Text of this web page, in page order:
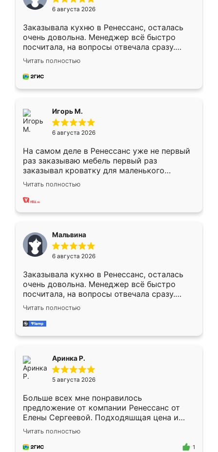
6 августа 2026
Заказывала кухню в Ренессанс, осталась
очень довольна. Менеджер всё быстро
посчитала, на вопросы отвечала сразу.
Замерщик приехал в субботу, подошёл к
делу со всей ответственностью. Собрали
за день, ребята работали аккуратно, даже
Читать полностью
Игорь М.
6 августа 2026
На самом деле в Ренессанс уже не первый
раз заказываю мебель первый раз
заказывал кроватку для маленького
ребёнка при его рождении ,во второй раз
заказал шкаф-купе. По качеству очень
хорошее сборка достаточно быстрая,
меньше, здесь же он более разнообразный.
Мне нравится ,если что-то потребуется из
мебели буду заказывать только здесь.
Читать полностью
Мальвина
6 августа 2026
Заказывала кухню в Ренессанс, осталась
очень довольна. Менеджер всё быстро
посчитала, на вопросы отвечала сразу.
Замерщик приехал в субботу, подошёл к
делу со всей ответственностью. Собрали
за день, ребята работали аккуратно, даже
Читать полностью
Аринка Р.
5 августа 2026
Больше всех мне понравилось
предложение от компании Ренессанс от
Елены Сергеевой. Подходяшщая цена и
короткие сроки изготовления. Приехавший
для замера сотрудник Владислав
предложил по моему эскизу самый
Читать полностью
1